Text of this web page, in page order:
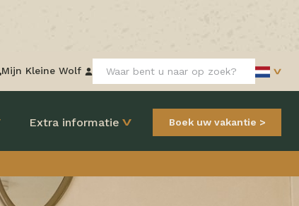
Mijn Kleine Wolf
Extra informatie Boek uw vakantie